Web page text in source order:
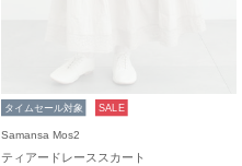
タイムセール対象 SALE
Samansa Mos2
ティアードレーススカート